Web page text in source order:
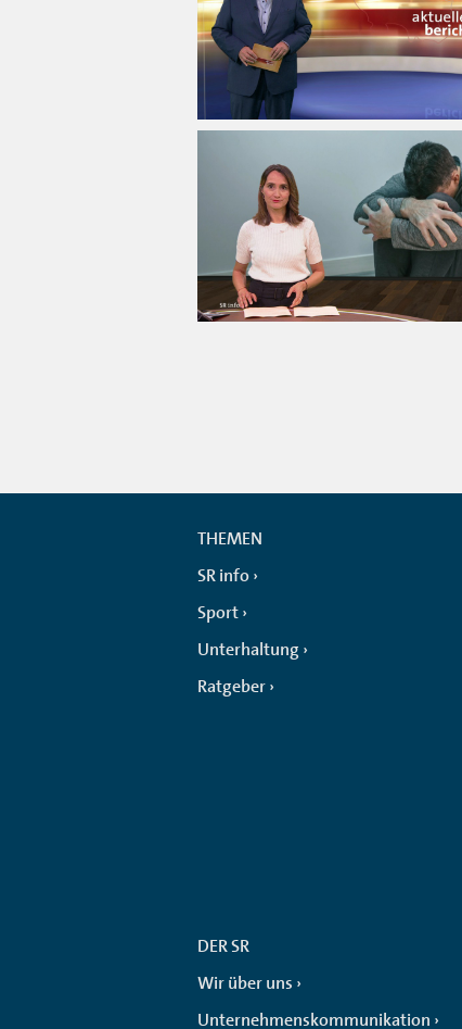
THEMEN
SR info
Sport
Unterhaltung
Ratgeber
DER SR
Wir über uns
Unternehmenskommunikation